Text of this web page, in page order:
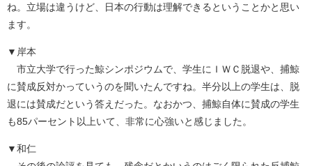
ね。立場は違うけど、日本の行動は理解できるということかと思い
ます。
▼岸本
市立大学で行った鯨シンポジウムで、学生にＩＷＣ脱退や、捕鯨
に賛成反対かっていうのを聞いたんですね。半分以上の学生は、脱
退には賛成だという答えだった。なおかつ、捕鯨自体に賛成の学生
も85パーセント以上いて、非常に心強いと感じました。
▼和仁